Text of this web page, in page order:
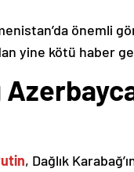
önemli
yine kötü haber
, Dağlık